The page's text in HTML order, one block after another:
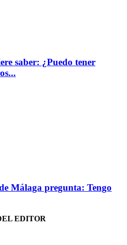
saber: ¿Puedo tener
Málaga pregunta: Tengo
EDITOR